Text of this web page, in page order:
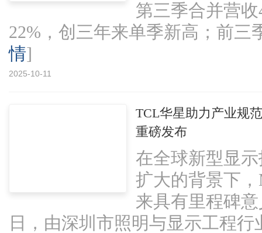
第三季合并营
22%，创三年来单季新高；前三
情]
2025-10-11
TCL华星助力产业规
重磅发布
在全球新型显
扩大的背景下
来具有里程碑
日，由深圳市照明与显示工程